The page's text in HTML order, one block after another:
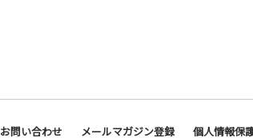
お問い合わせ メールマガジン登録 個人情報保